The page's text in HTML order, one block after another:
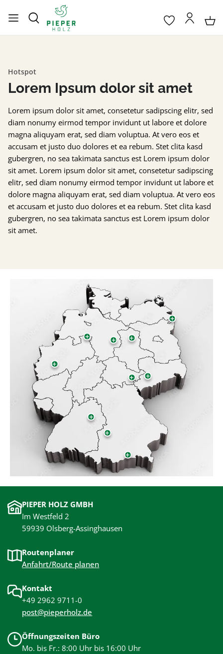
Hotspot
Lorem Ipsum dolor sit amet
Lorem ipsum dolor sit amet, consetetur sadipscing elitr, sed
diam nonumy eirmod tempor invidunt ut labore et dolore
magna aliquyam erat, sed diam voluptua. At vero eos et
accusam et justo duo dolores et ea rebum. Stet clita kasd
gubergren, no sea takimata sanctus est Lorem ipsum dolor
sit amet. Lorem ipsum dolor sit amet, consetetur sadipscing
elitr, sed diam nonumy eirmod tempor invidunt ut labore et
dolore magna aliquyam erat, sed diam voluptua. At vero eos
et accusam et justo duo dolores et ea rebum. Stet clita kasd
gubergren, no sea takimata sanctus est Lorem ipsum dolor
sit amet.
+
+
+
+
+
+
+
+
+
+
Beispiel Hotspot
Dies ist eine Beispielbeschreibung für die
Hotspot-Karte.
Mehr erfahren
PIEPER HOLZ GMBH
Im Westfeld 2
59939 Olsberg-Assinghausen
Routenplaner
Anfahrt/Route planen
Kontakt
+49 2962 9711-0
post@pieperholz.de
Öffnungszeiten Büro
Mo. bis Fr.: 8:00 Uhr bis 16:00 Uhr